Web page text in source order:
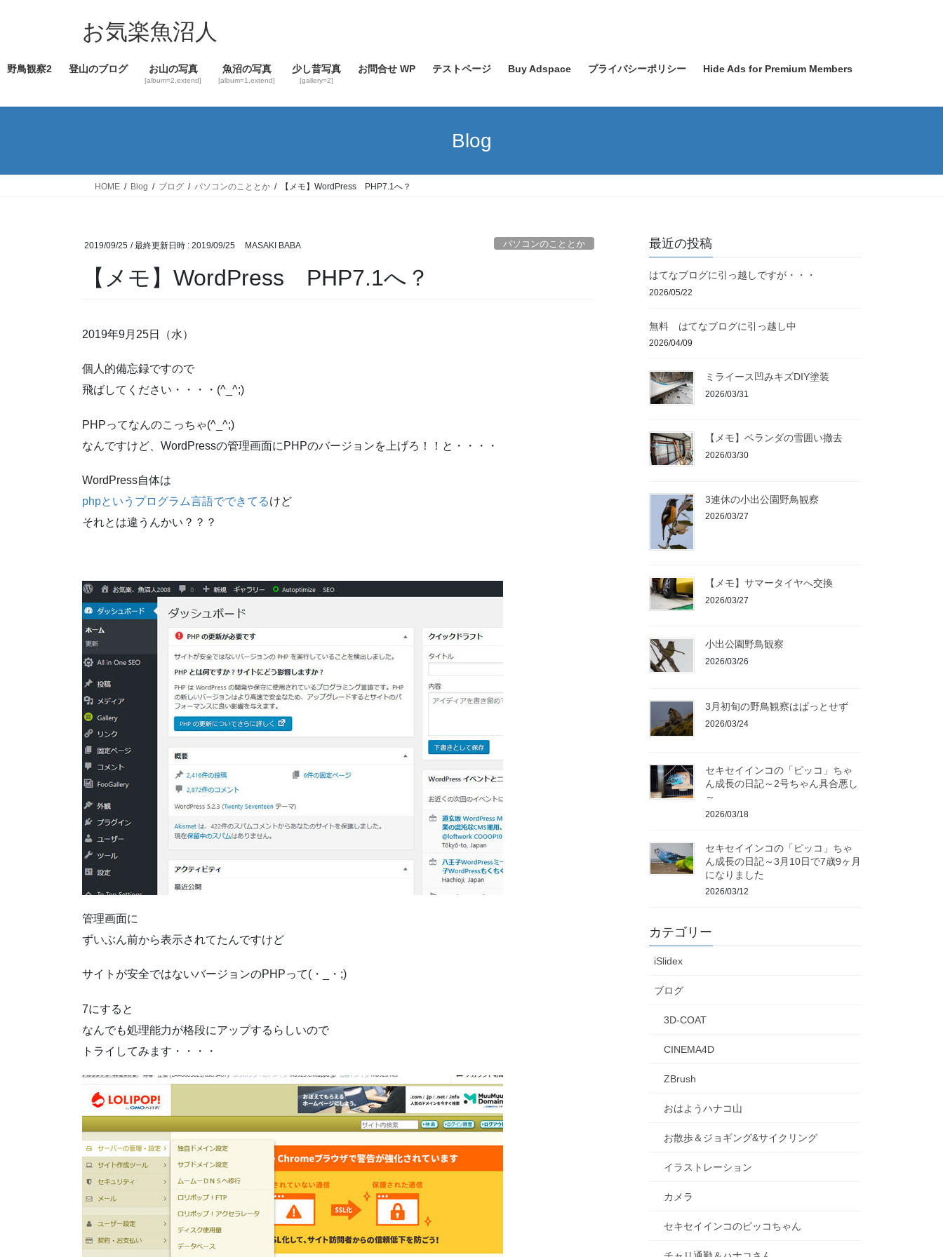
ツ
ス
シ
ン
お気楽魚沼人
野鳥観察2 登山のブログ お山の写真
[album=2,extend]
魚沼の写真
[album=1,extend]
少し昔写真
[gallery=2]
お問合せ WP テストページ Buy Adspace プライバシーポリシー Hide Ads for Premium Members
Blog
HOME Blog ブログ パソコンのこととか 【メモ】WordPress PHP7.1へ？
2019/09/25 / 最終更新日時 : 2019/09/25 MASAKI BABA パソコンのこととか
【メモ】WordPress PHP7.1へ？
2019年9月25日（水）
個人的備忘録ですので
飛ばしてください・・・・(^_^;)
PHPってなんのこっちゃ(^_^;)
なんですけど、WordPressの管理画面にPHPのバージョンを上げろ！！と・・・・
WordPress自体は
phpというプログラム言語でできてるけど
それとは違うんかい？？？
管理画面に
ずいぶん前から表示されてたんですけど
サイトが安全ではないバージョンのPHPって(・_・;)
7にすると
なんでも処理能力が格段にアップするらしいので
トライしてみます・・・・
最近の投稿
はてなブログに引っ越しですが・・・
2026/05/22
無料 はてなブログに引っ越し中
2026/04/09
ミライース凹みキズDIY塗装
2026/03/31
【メモ】ベランダの雪囲い撤去
2026/03/30
3連休の小出公園野鳥観察
2026/03/27
【メモ】サマータイヤへ交換
2026/03/27
小出公園野鳥観察
2026/03/26
3月初旬の野鳥観察はぱっとせず
2026/03/24
セキセイインコの「ピッコ」ちゃ
ん成長の日記～2号ちゃん具合悪し
～
2026/03/18
セキセイインコの「ピッコ」ちゃ
ん成長の日記～3月10日で7歳9ヶ月
になりました
2026/03/12
カテゴリー
iSlidex
ブログ
3D-COAT
CINEMA4D
ZBrush
おはようハナコ山
お散歩＆ジョギング&サイクリング
イラストレーション
カメラ
セキセイインコのピッコちゃん